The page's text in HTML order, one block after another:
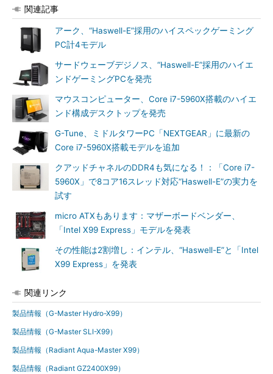
関連記事
アーク、“Haswell-E”採用のハイスペックゲーミング
PC計4モデル
サードウェーブデジノス、“Haswell-E”採用のハイエ
ンドゲーミングPCを発売
マウスコンピューター、Core i7-5960X搭載のハイエ
ンド構成デスクトップを発売
G-Tune、ミドルタワーPC「NEXTGEAR」に最新の
Core i7-5960X搭載モデルを追加
クアッドチャネルのDDR4も気になる！：「Core i7-
5960X」で8コア16スレッド対応“Haswell-E”の実力を
試す
micro ATXもあります：マザーボードベンダー、
「Intel X99 Express」モデルを発表
その性能は2割増し：インテル、“Haswell-E”と「Intel
X99 Express」を発表
関連リンク
製品情報（G-Master Hydro-X99）
製品情報（G-Master SLI-X99）
製品情報（Radiant Aqua-Master X99）
製品情報（Radiant GZ2400X99）